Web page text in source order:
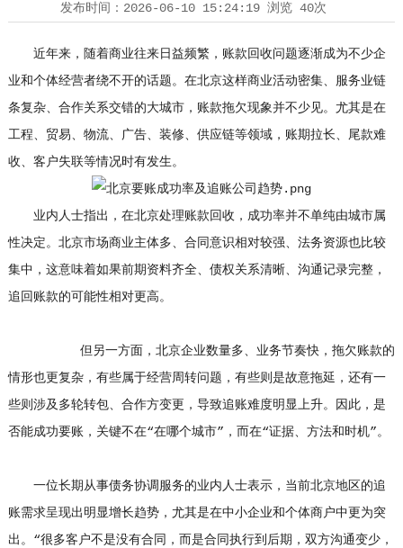
发布时间： 2026-06-10 15:24:19浏览 40次
近年来，随着商业往来日益频繁，账款回收问题逐渐成为不少企
业和个体经营者绕不开的话题。在北京这样商业活动密集、服务业链
条复杂、合作关系交错的大城市，账款拖欠现象并不少见。尤其是在
工程、贸易、物流、广告、装修、供应链等领域，账期拉长、尾款难
收、客户失联等情况时有发生。
业内人士指出，在北京处理账款回收，成功率并不单纯由城市属
性决定。北京市场商业主体多、合同意识相对较强、法务资源也比较
集中，这意味着如果前期资料齐全、债权关系清晰、沟通记录完整，
追回账款的可能性相对更高。
但另一方面，北京企业数量多、业务节奏快，拖欠账款的
情形也更复杂，有些属于经营周转问题，有些则是故意拖延，还有一
些则涉及多轮转包、合作方变更，导致追账难度明显上升。因此，是
否能成功要账，关键不在“在哪个城市”，而在“证据、方法和时机”。
一位长期从事债务协调服务的业内人士表示，当前北京地区的追
账需求呈现出明显增长趋势，尤其是在中小企业和个体商户中更为突
出。“很多客户不是没有合同，而是合同执行到后期，双方沟通变少，